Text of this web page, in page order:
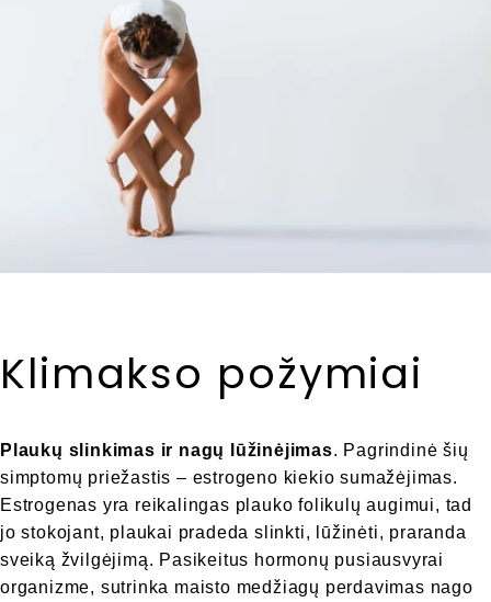
Klimakso požymiai
Plaukų slinkimas ir nagų lūžinėjimas. Pagrindinė šių
simptomų priežastis – estrogeno kiekio sumažėjimas.
Estrogenas yra reikalingas plauko folikulų augimui, tad
jo stokojant, plaukai pradeda slinkti, lūžinėti, praranda
sveiką žvilgėjimą. Pasikeitus hormonų pusiausvyrai
organizme, sutrinka maisto medžiagų perdavimas nago